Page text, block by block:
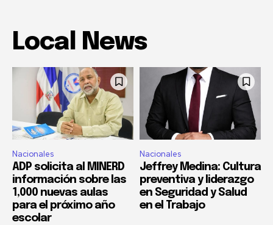
Local News
Nacionales
ADP solicita al MINERD
información sobre las
1,000 nuevas aulas
para el próximo año
escolar
Nacionales
Jeffrey Medina: Cultura
preventiva y liderazgo
en Seguridad y Salud
en el Trabajo